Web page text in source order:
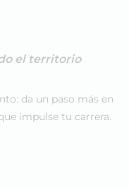
el territorio
da un paso más en
impulse tu carrera.